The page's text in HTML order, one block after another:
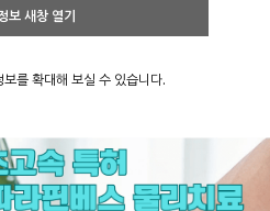
보 새창 열기
보를 확대해 보실 수 있습니다.